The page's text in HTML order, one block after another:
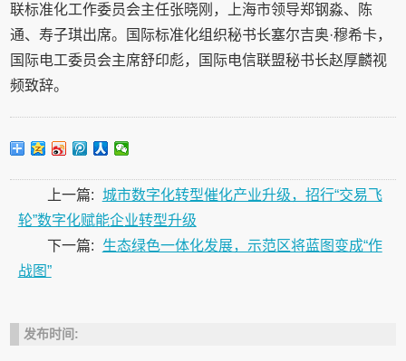
联标准化工作委员会主任张晓刚，上海市领导郑钢淼、陈
通、寿子琪出席。国际标准化组织秘书长塞尔吉奥·穆希卡，
国际电工委员会主席舒印彪，国际电信联盟秘书长赵厚麟视
频致辞。
上一篇: 城市数字化转型催化产业升级，招行“交易飞
轮”数字化赋能企业转型升级
下一篇:
生态绿色一体化发展，示范区将蓝图变成“作
战图”
发布时间: